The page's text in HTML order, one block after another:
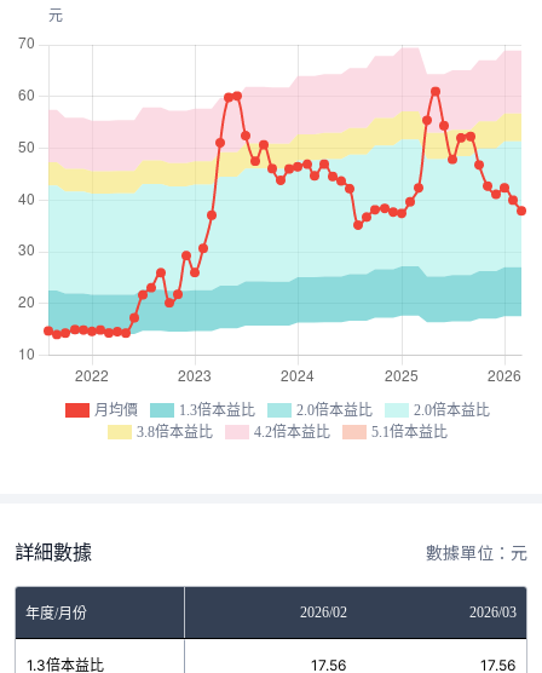
月均價 1.3倍本益比 2.0倍本益比
2.0倍本益比
3.8倍本益比
4.2倍本益比 5.1倍本益比
詳細數據 數據單位：元
年度/月份 2026/02 2026/03
1.3倍本益比 17.56 17.56